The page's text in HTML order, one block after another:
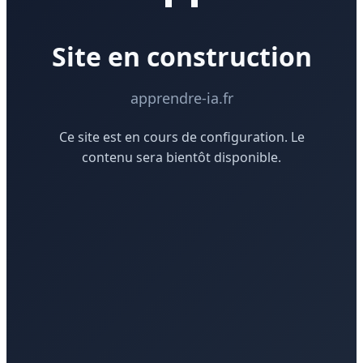
Site en construction
apprendre-ia.fr
Ce site est en cours de configuration. Le
contenu sera bientôt disponible.